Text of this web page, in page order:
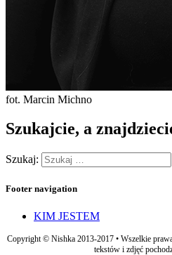
fot. Marcin Michno
Szukajcie, a
Szukaj:
Footer navigation
KIM JESTEM
Copyright © Nishka 2013-2017 • Wszelkie
tekstów i zdjęć